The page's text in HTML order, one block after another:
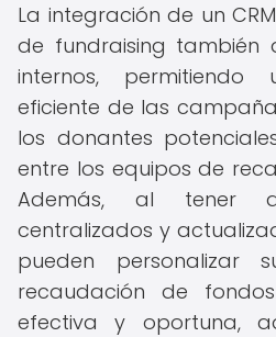
La integración de un
de fundraising también
internos,
eficiente de las
los donantes
entre los equipos de
Además, al tener
centralizados y
pueden personalizar
recaudación de
efectiva y oportuna,